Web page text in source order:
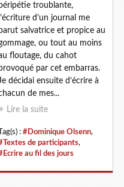
troublante,
l’écriture d’un journal me
salvatrice et propice au
ou tout au moins
floutage, du cahot
par cet embarras.
décidai ensuite d’écrire à
de mes...
Lire la suite
Tag(s) : #Dominique Olsenn,
de participants,
au fil des jours